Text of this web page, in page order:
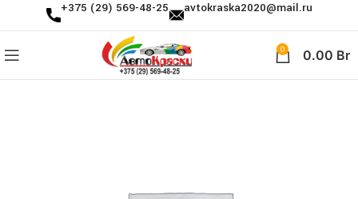
+375 (29) 569-48-25 avtokraska2020@mail.ru
0 0.00 Br